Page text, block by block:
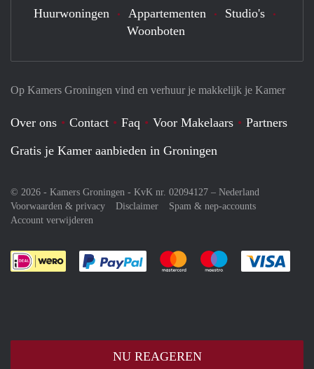
NU REAGEREN
Op Kamers Groningen vind en verhuur je makkelijk je Kamer
Over ons Contact Faq Voor Makelaars
Partners
Gratis je Kamer aanbieden in Groningen
© 2026 - Kamers Groningen - KvK nr. 02094127 – Nederland
Voorwaarden & privacy
Disclaimer
Spam & nep-accounts
Account verwijderen
Je rekent gemakkelijk af met Paypal
Je rekent gemakkelijk af met
Je rekent
Huurwoningen Appartementen
Studio's
Woonboten